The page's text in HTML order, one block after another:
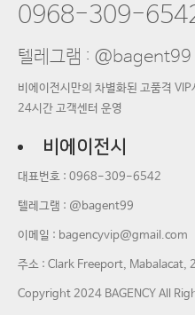
0968-309-
텔레그램 : @bagent99
비에이전시만의 차별화된 고품격 VIP
24시간 고객센터 운영
비에이전시
대표번호 : 0968-309-6542
텔레그램 : @bagent99
이메일 : bagencyvip@gmail.com
주소 : Clark Freeport, Mabalacat,
Copyright 2024 BAGENCY All